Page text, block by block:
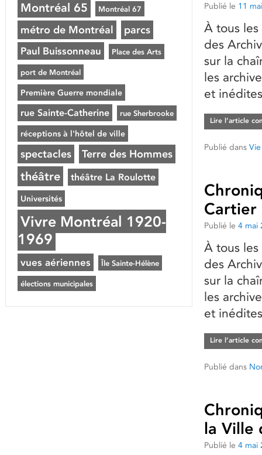
Publié le 11
À tous
des
sur la
les
et
Lire l’article
Publié dans
Cartier
Publié le 4 mai
À tous
des
sur la
les
et
Lire l’article
Publié dans
la Ville
Publié le 4 mai
Montréal 65 Montréal 67
métro de Montréal parcs
Paul Buissonneau Place des Arts
port de Montréal
Première Guerre mondiale
rue Sainte-Catherine rue Sherbrooke
réceptions à l'hôtel de ville
spectacles Terre des Hommes
théâtre théâtre La Roulotte
Universités
Vivre Montréal 1920-
1969
vues aériennes Île Sainte-Hélène
élections municipales